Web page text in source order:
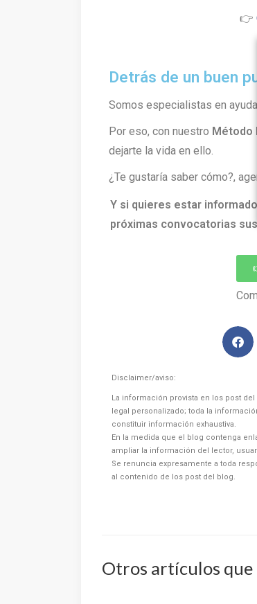
👉
Detrás de un buen
Somos especialistas en
Por eso, con nuestro Método
dejarte la vida en ello.
¿Te gustaría saber cómo?,
Y si quieres estar
próximas convocatorias
Disclaimer/aviso:
La información provista en los post
legal personalizado; toda la
constituir información exhaustiva.
En la medida que el blog contenga
ampliar la información del lector,
Se renuncia expresamente a toda
al contenido de los post del blog.
Otros artículos